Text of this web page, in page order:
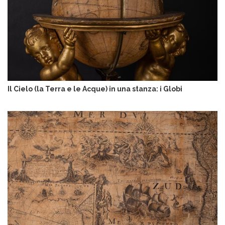
Il Cielo (la Terra e le Acque) in una stanza: i Globi
I
m
m
a
g
i
n
e